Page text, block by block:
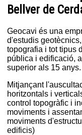
Bellver de
Geocavi és una
d'estudis
topografia i tot tipus
pública i edificació,
superior als 15 anys.
Mitjançant
horitzontals i
control topogràfic i
moviments i
moviments
edificis)